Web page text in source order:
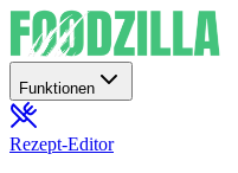
Funktionen
Rezept-Editor